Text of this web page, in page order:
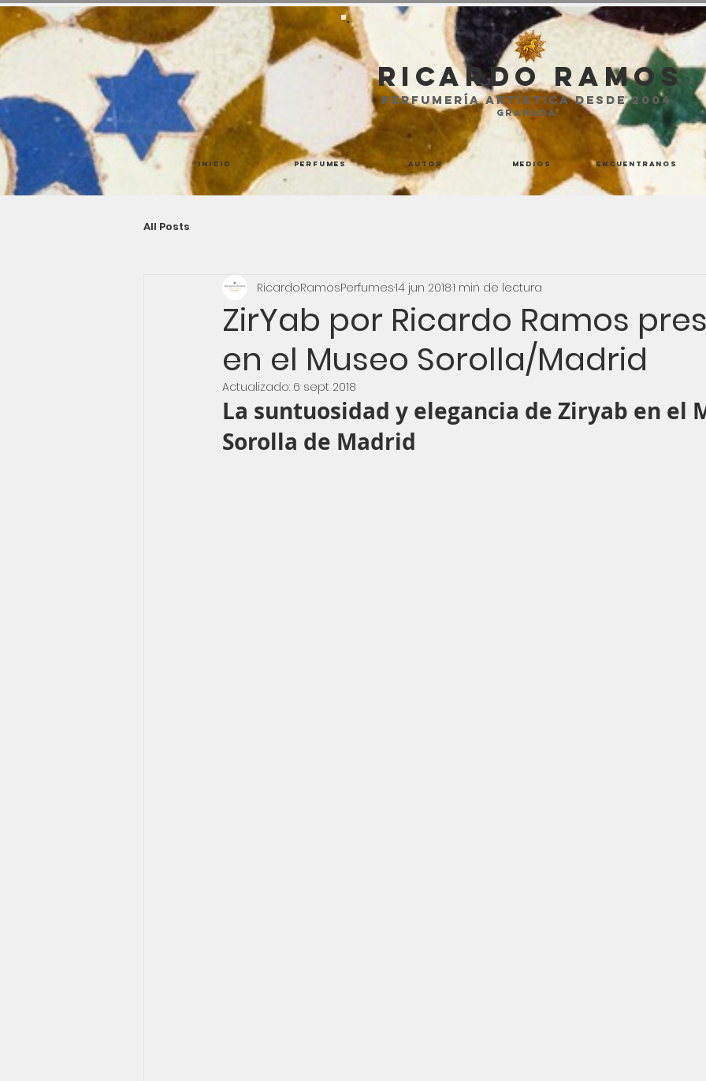
Ricardo Ramos
perfumería artística desde 2004
GRANADA
Inicio Perfumes Autor Medios Encuentranos
All Posts
ZirYab por Ricardo Ramos
en el Museo Sorolla/Madrid
RicardoRamosPerfumes14 jun 20181 min de lectura
Actualizado: 6 sept 2018
La suntuosidad y elegancia de Ziryab en el
Sorolla de Madrid